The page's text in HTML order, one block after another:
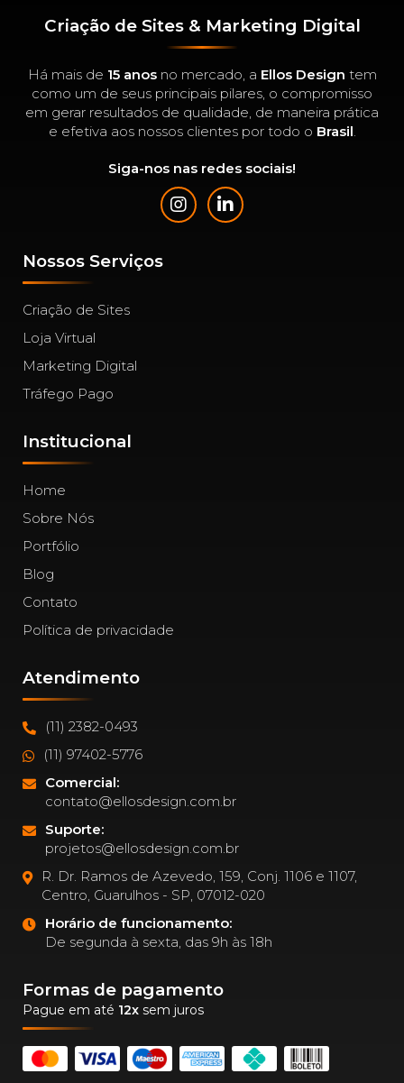
Criação de Sites & Marketing Digital
Há mais de 15 anosno mercado, a Ellos Design tem
como um de seus principais pilares, o compromisso
em gerar resultados de qualidade, de maneira prática
e efetiva aos nossos clientes por todo o Brasil.
Siga-nos nas redes sociais!
Nossos Serviços
Criação de Sites
Loja Virtual
Marketing Digital
Tráfego Pago
Institucional
Home
Sobre Nós
Portfólio
Blog
Contato
Política de privacidade
Atendimento
(11) 2382-0493
(11) 97402-5776
Comercial:
contato@ellosdesign.com.br
Suporte:
projetos@ellosdesign.com.br
R. Dr. Ramos de Azevedo, 159, Conj. 1106 e 1107,
Centro, Guarulhos - SP, 07012-020
Horário de funcionamento:
De segunda à sexta, das 9h às 18h
Formas de pagamento
Pague em até 12x sem juros